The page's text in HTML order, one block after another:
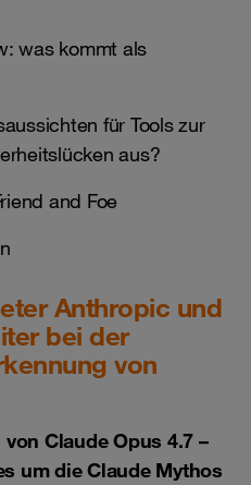
was kommt als
für Tools zur
aus?
and Foe
Anthropic und
bei der
von
Claude Opus 4.7 –
um die Claude Mythos